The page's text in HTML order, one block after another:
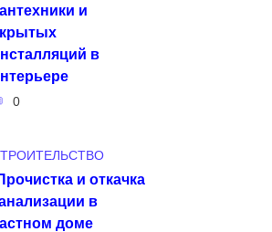
и
в
0
и откачка
в
доме